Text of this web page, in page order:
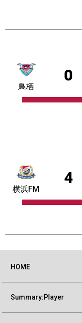
0
鳥栖
4
横浜FM
HOME
Summary:Player